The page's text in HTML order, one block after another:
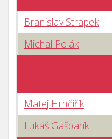
Branislav Strapek
Michal Polák
Matej Hrnčiřík
Lukáš Gašparík